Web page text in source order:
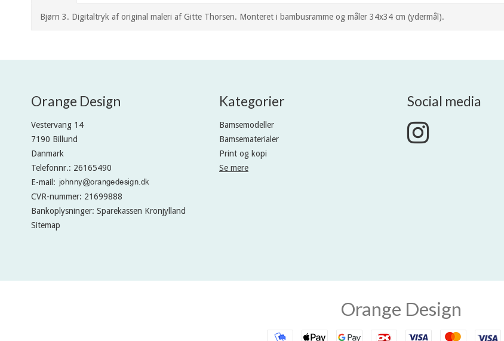
Bjørn 3. Digitaltryk af original maleri af Gitte Thorsen. Monteret i bambusramme og måler 34x34 cm (ydermål).
Orange Design
Vestervang 14
7190 Billund
Danmark
Telefonnr.: 26165490
E-mail:
CVR-nummer: 21699888
Bankoplysninger: Sparekassen Kronjylland
Sitemap
Kategorier
Bamsemodeller
Bamsematerialer
Print og kopi
Se mere
Social media
Orange Design